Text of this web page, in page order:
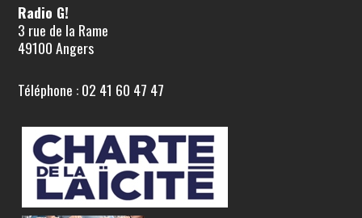
Radio G!
3 rue de la Rame
49100 Angers
Téléphone : 02 41 60 47 47